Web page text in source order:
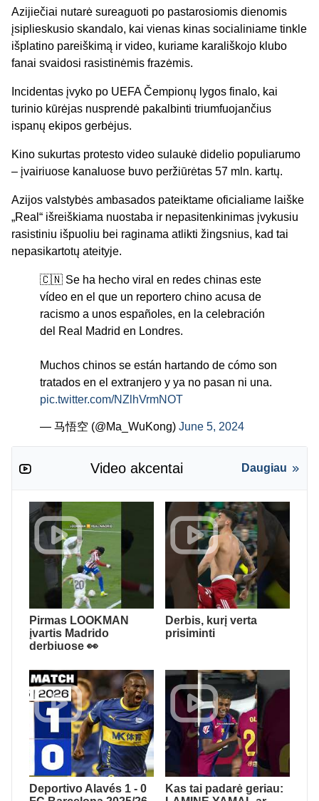
Azijiečiai nutarė sureaguoti po pastarosiomis dienomis
įsiplieskusio skandalo, kai vienas kinas socialiniame tinkle
išplatino pareiškimą ir video, kuriame karališkojo klubo
fanai svaidosi rasistinėmis frazėmis.
Incidentas įvyko po UEFA Čempionų lygos finalo, kai
turinio kūrėjas nusprendė pakalbinti triumfuojančius
ispanų ekipos gerbėjus.
Kino sukurtas protesto video sulaukė didelio populiarumo
– įvairiuose kanaluose buvo peržiūrėtas 57 mln. kartų.
Azijos valstybės ambasados pateiktame oficialiame laiške
„Real“ išreiškiama nuostaba ir nepasitenkinimas įvykusiu
rasistiniu išpuoliu bei raginama atlikti žingsnius, kad tai
nepasikartotų ateityje.
🇨🇳 Se ha hecho viral en redes chinas este
vídeo en el que un reportero chino acusa de
racismo a unos españoles, en la celebración
del Real Madrid en Londres.
Muchos chinos se están hartando de cómo son
tratados en el extranjero y ya no pasan ni una.
pic.twitter.com/NZlhVrmNOT
— 马悟空 (@Ma_WuKong) June 5, 2024
Video akcentai Daugiau
Pirmas LOOKMAN
įvartis Madrido
derbiuose 👀
Derbis, kurį verta
prisiminti
Deportivo Alavés 1 - 0
Kas tai padarė geriau: